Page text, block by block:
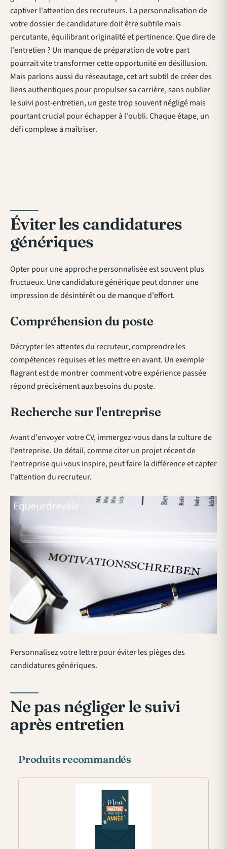
captiver l'attention des recruteurs. La personnalisation de
votre dossier de candidature doit être subtile mais
percutante, équilibrant originalité et pertinence. Que dire de
l'entretien ? Un manque de préparation de votre part
pourrait vite transformer cette opportunité en désillusion.
Mais parlons aussi du réseautage, cet art subtil de créer des
liens authentiques pour propulser sa carrière, sans oublier
le suivi post-entretien, un geste trop souvent négligé mais
pourtant crucial pour échapper à l'oubli. Chaque étape, un
défi complexe à maîtriser.
Éviter les candidatures
génériques
Opter pour une approche personnalisée est souvent plus
fructueux. Une candidature générique peut donner une
impression de désintérêt ou de manque d'effort.
Compréhension du poste
Décrypter les attentes du recruteur, comprendre les
compétences requises et les mettre en avant. Un exemple
flagrant est de montrer comment votre expérience passée
répond précisément aux besoins du poste.
Recherche sur l'entreprise
Avant d'envoyer votre CV, immergez-vous dans la culture de
l'entreprise. Un détail, comme citer un projet récent de
l'entreprise qui vous inspire, peut faire la différence et capter
l'attention du recruteur.
Personnalisez votre lettre pour éviter les pièges des
candidatures génériques.
Ne pas négliger le suivi
après entretien
Produits recommandés